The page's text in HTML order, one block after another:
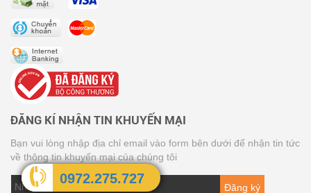
ĐĂNG KÍ NHẬN TIN KHUYẾN MẠI
Bạn vui lòng nhập địa chỉ email vào form bên dưới để nhận tin tức
về thông tin khuyến mại của chúng tôi
Đăng ký
0972.275.727